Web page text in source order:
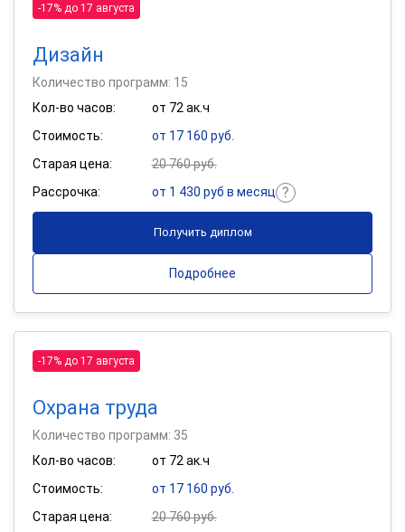
-17% до 17 августа
Дизайн
Количество программ: 15
Кол-во часов:
от 72 ак.ч
Стоимость:
от 17 160 руб.
Старая цена:
20 760 руб.
Рассрочка:
от 1 430 руб в месяц
Получить диплом
Подробнее
-17% до 17 августа
Охрана труда
Количество программ: 35
Кол-во часов:
от 72 ак.ч
Стоимость:
от 17 160 руб.
Старая цена:
20 760 руб.